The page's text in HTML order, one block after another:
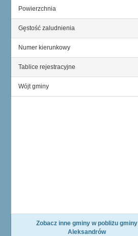
Powierzchnia
Gęstość zaludnienia
Numer kierunkowy
Tablice rejestracyjne
Wójt gminy
Zobacz inne gminy w pobliżu gminy
Aleksandrów